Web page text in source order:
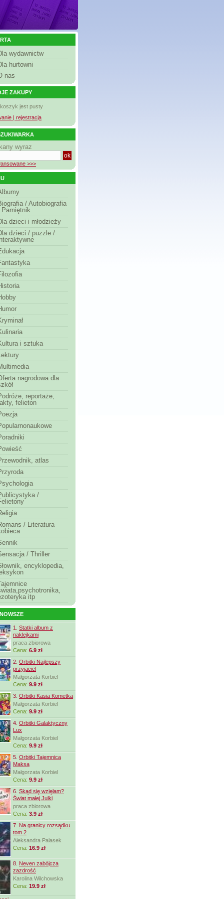
wydawnictw
hurtowni
nas
ZAKUPY
jest pusty
| rejestracja
wyraz
>>>
/ Autobiografia
Pamiętnik
dzieci i młodzieży
dzieci / puzzle /
i sztuka
nagrodowa dla
reportaże,
felieton
atlas
/
/ Literatura
/ Thriller
encyklopedia,
itp
1. Statki album z
naklejkami
praca zbiorowa
Cena: 6.9 zł
2. Orbitki Najlepszy
przyjaciel
Małgorzata Korbiel
Cena: 9.9 zł
3. Orbitki Kasia Kometka
Małgorzata Korbiel
Cena: 9.9 zł
4. Orbitki Galaktyczny
Lux
Małgorzata Korbiel
Cena: 9.9 zł
5. Orbitki Tajemnica
Maksa
Małgorzata Korbiel
Cena: 9.9 zł
6. Skąd się wzięłam?
Świat małej Julki
praca zbiorowa
Cena: 3.9 zł
7. Na granicy rozsądku
tom 2
Aleksandra Palasek
Cena: 16.9 zł
8. Neven zabójcza
zazdrość
Karolina Wilchowska
Cena: 19.9 zł